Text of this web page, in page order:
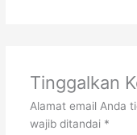
Tinggalkan
Alamat email Anda
wajib ditandai *